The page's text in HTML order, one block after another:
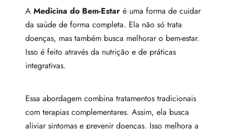
A Medicina do Bem-Estar é uma forma de cuidar
da saúde de forma completa. Ela não só trata
doenças, mas também busca melhorar o bem-estar.
Isso é feito através da nutrição e de práticas
integrativas.
Essa abordagem combina tratamentos tradicionais
com terapias complementares. Assim, ela busca
aliviar sintomas e prevenir doenças. Isso melhora a